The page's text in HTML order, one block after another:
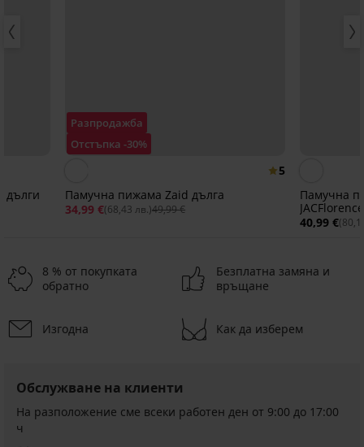
дълги
Разпродажба
Отстъпка -30%
5
Памучна пижама Zaid дълга
34,99 €(68,43 лв.)49,99 €
Памучна
40,99 €
Разпродажба
Памучна
пижама
Разпродажба
Памучна
пижама
Памучна
Памучна
Мъжка
8 % от покупката
обратно
Безплатна замяна и
връщане
Изгодна Как да изберем
Обслужване на клиенти
На разположение сме всеки работен ден от 9:00 до 17:00
ч